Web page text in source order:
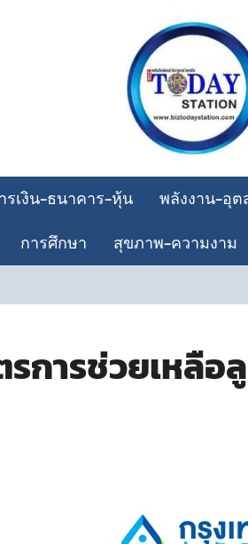
รเงิน-ธนาคาร-หุ้น พลังงาน-อุต
การศึกษา สุขภาพ-ความงาม
การช่วยเหลื